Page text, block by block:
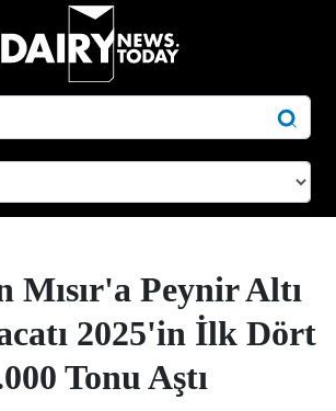
Mısır'a Peynir Altı
2025'in İlk Dört
Tonu Aştı